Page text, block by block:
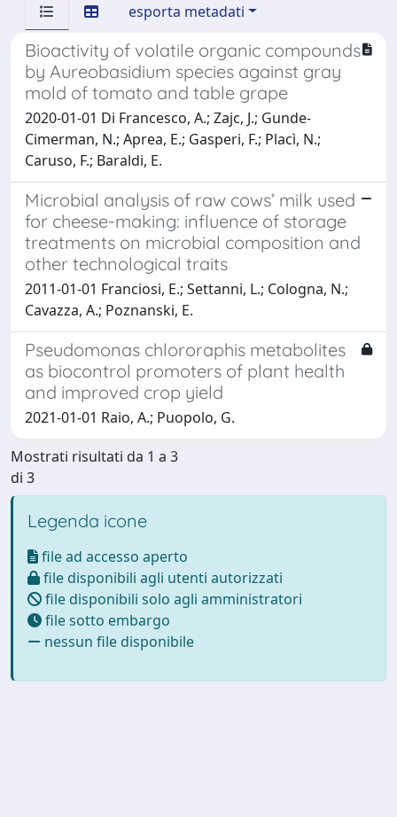
esporta metadati
Bioactivity of volatile organic compounds
by Aureobasidium species against gray
mold of tomato and table grape
2020-01-01 Di Francesco, A.; Zajc, J.; Gunde-
Cimerman, N.; Aprea, E.; Gasperi, F.; Placì, N.;
Caruso, F.; Baraldi, E.
Microbial analysis of raw cows’ milk used
for cheese-making: influence of storage
treatments on microbial composition and
other technological traits
2011-01-01 Franciosi, E.; Settanni, L.; Cologna, N.;
Cavazza, A.; Poznanski, E.
Pseudomonas chlororaphis metabolites
as biocontrol promoters of plant health
and improved crop yield
2021-01-01 Raio, A.; Puopolo, G.
Mostrati risultati da 1 a 3
di 3
Legenda icone
file ad accesso aperto
file disponibili agli utenti autorizzati
file disponibili solo agli amministratori
file sotto embargo
nessun file disponibile